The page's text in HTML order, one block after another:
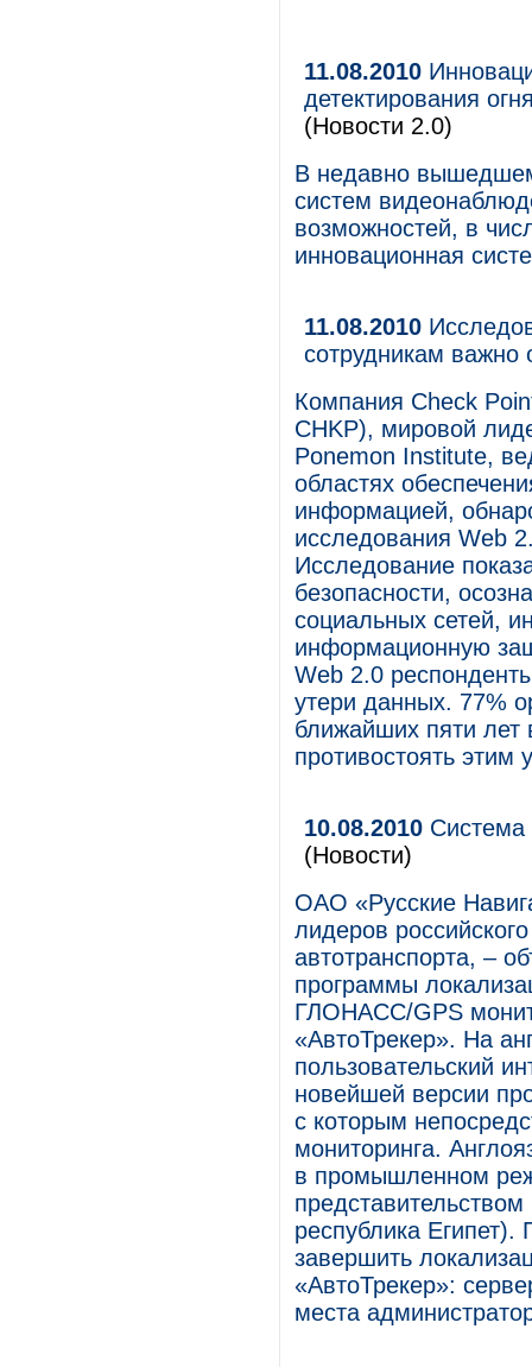
11.08.2010
детектирования
(Новости 2.0)
В недавно
систем
возможностей, в
инновационная
11.08.2010
сотрудникам важно
Компания Check
CHKP), мировой
Ponemon Institute,
областях
информацией,
исследования Web
Исследование
безопасности,
социальных сетей,
информационную
Web 2.0
утери данных. 77%
ближайших пяти лет
противостоять этим
10.08.2010 Система
(Новости)
ОАО «Русские
лидеров
автотранспорта, –
программы
ГЛОНАСС/GPS
«АвтоТрекер». На
пользовательский
новейшей версии
с которым
мониторинга.
в промышленном
республика
завершить
«АвтоТрекер»:
места